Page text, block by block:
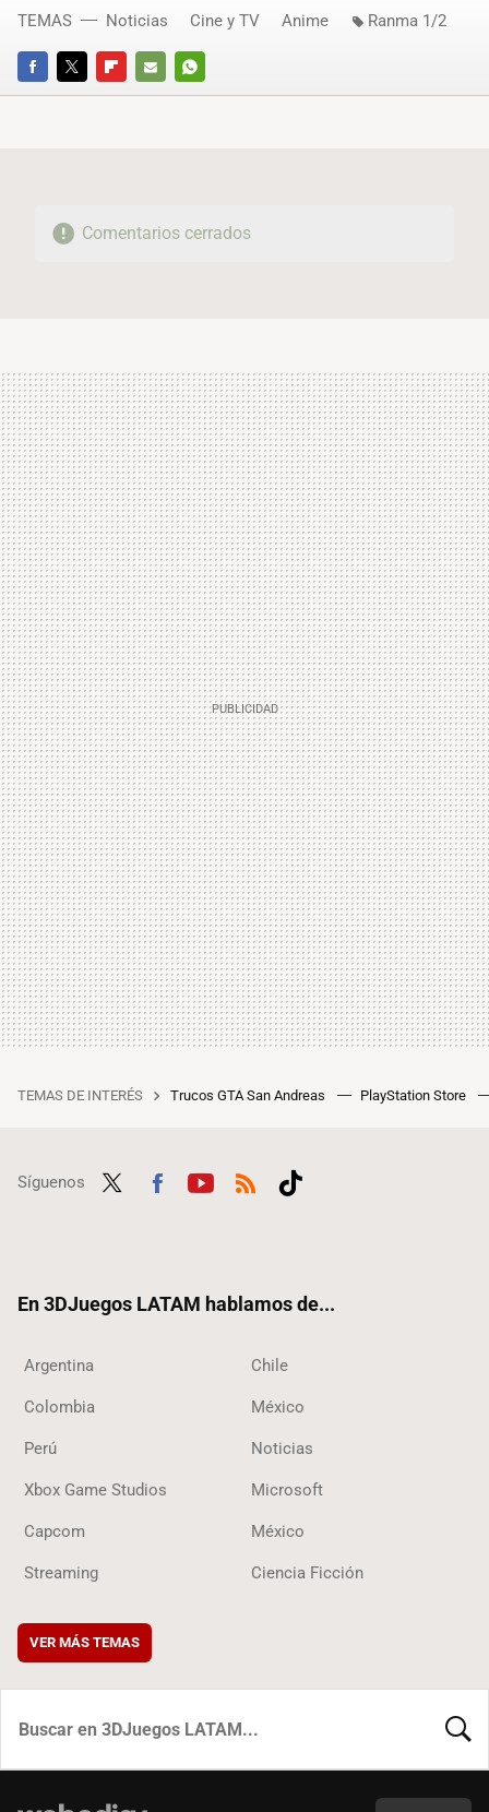
FACEBOOKTWITTERFLIPBOARD
E-
WHATSAPP
TEMAS Noticias Cine y TV Anime Ranma 1/2
Comentarios cerrados
TEMAS DE INTERÉS Trucos GTA San Andreas PlayStation Store
Síguenos
En 3DJuegos LATAM hablamos de...
Argentina Chile
Colombia México
Perú Noticias
Xbox Game Studios Microsoft
Capcom México
Streaming Ciencia Ficción
VER MÁS TEMAS